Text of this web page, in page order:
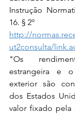
Instrução
16. § 2º
http://
ut2consulta/
"Os
estrangeira e
exterior são
dos Estados
valor fixado pela